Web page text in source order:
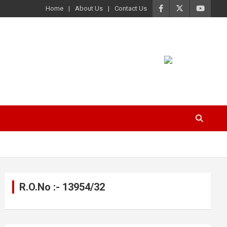
Home About Us Contact Us
R.O.No :- 13954/32